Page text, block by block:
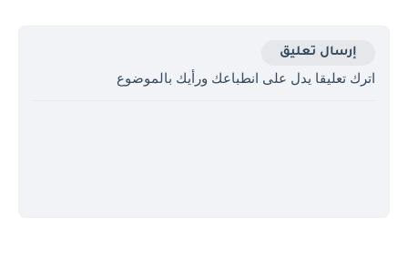
إرسال تعليق
اترك تعليقا يدل على انطباعك ورأيك بالموضوع